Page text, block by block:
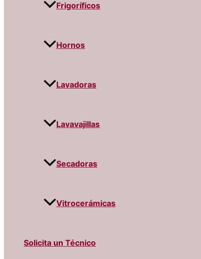
Frigoríficos
Hornos
Lavadoras
Lavavajillas
Secadoras
Vitrocerámicas
Solicita un Técnico